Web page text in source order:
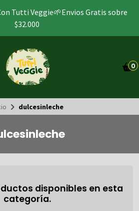
Tutti Veggie🌱Envios Gratis sobre
$32.000
0
dulcesinleche
disponibles en esta
categoría.